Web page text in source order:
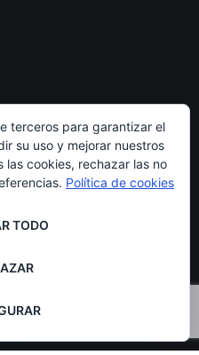
terceros para garantizar el
su uso y mejorar nuestros
cookies, rechazar las no
Política de cookies
TODO